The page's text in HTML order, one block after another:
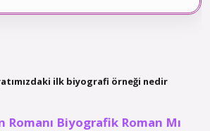
ilk biyografi örneği nedir
Romanı Biyografik Roman Mı